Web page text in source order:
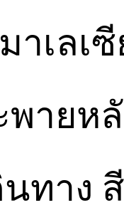
าเลเ
พายห
นทาง